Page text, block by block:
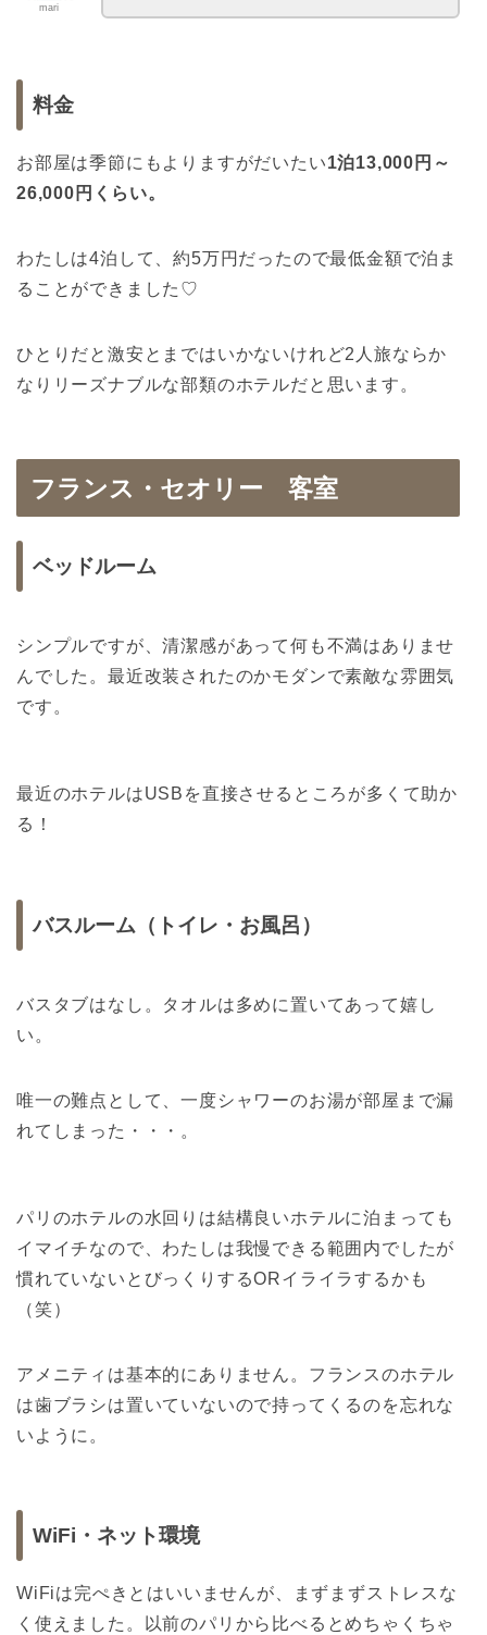
mari
料金
お部屋は季節にもよりますがだいたい1泊13,000円～
26,000円くらい。
わたしは4泊して、約5万円だったので最低金額で泊ま
ることができました♡
ひとりだと激安とまではいかないけれど2人旅ならか
なりリーズナブルな部類のホテルだと思います。
フランス・セオリー 客室
ベッドルーム
シンプルですが、清潔感があって何も不満はありませ
んでした。最近改装されたのかモダンで素敵な雰囲気
です。
最近のホテルはUSBを直接させるところが多くて助か
る！
バスルーム（トイレ・お風呂）
バスタブはなし。タオルは多めに置いてあって嬉し
い。
唯一の難点として、一度シャワーのお湯が部屋まで漏
れてしまった・・・。
パリのホテルの水回りは結構良いホテルに泊まっても
イマイチなので、わたしは我慢できる範囲内でしたが
慣れていないとびっくりするORイライラするかも
（笑）
アメニティは基本的にありません。フランスのホテル
は歯ブラシは置いていないので持ってくるのを忘れな
いように。
WiFi・ネット環境
WiFiは完ぺきとはいいませんが、まずまずストレスな
く使えました。以前のパリから比べるとめちゃくちゃ